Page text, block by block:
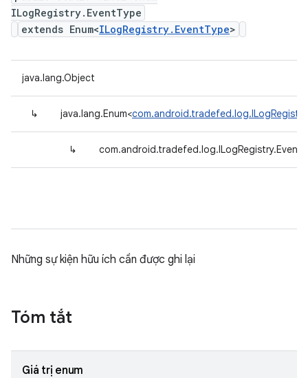
ILogRegistry.EventType
extends Enum<ILogRegistry.EventType>
java.lang.Object
↳ java.lang.Enum<
↳
Những sự kiện hữu ích cần được ghi lại
Tóm tắt
Giá trị enum